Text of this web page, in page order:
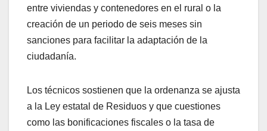
entre viviendas y contenedores en el rural o la
creación de un periodo de seis meses sin
sanciones para facilitar la adaptación de la
ciudadanía.
Los técnicos sostienen que la ordenanza se ajusta
a la Ley estatal de Residuos y que cuestiones
como las bonificaciones fiscales o la tasa de